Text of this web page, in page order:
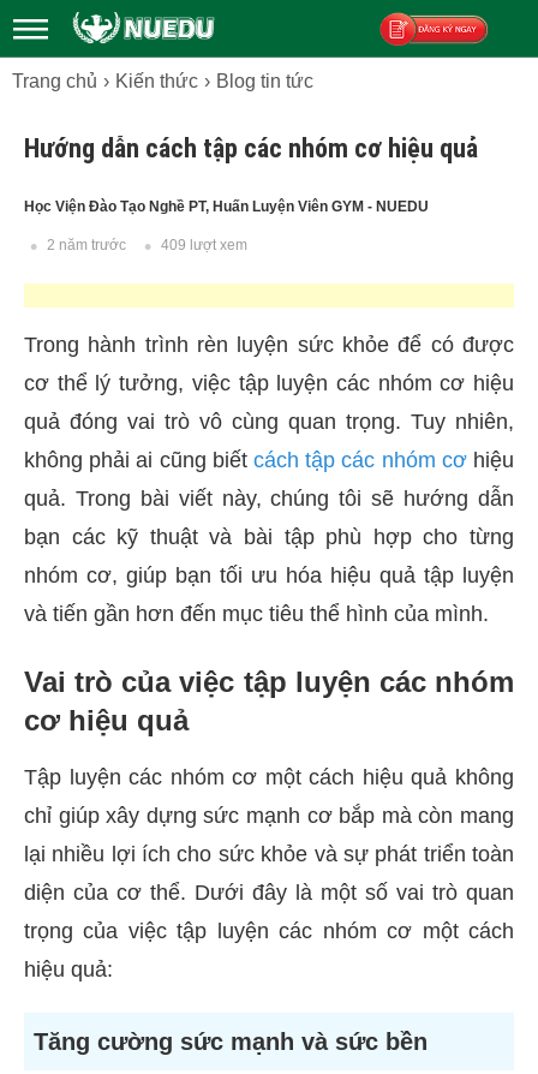
Trang chủ Kiến thức Blog tin tức
Hướng dẫn cách tập các nhóm cơ hiệu quả
Học Viện Đào Tạo Nghề PT, Huấn Luyện Viên GYM - NUEDU
2 năm trước 409 lượt xem
Trong hành trình rèn luyện sức khỏe để có được
cơ thể lý tưởng, việc tập luyện các nhóm cơ hiệu
quả đóng vai trò vô cùng quan trọng. Tuy nhiên,
không phải ai cũng biết cách tập các nhóm cơhiệu
quả. Trong bài viết này, chúng tôi sẽ hướng dẫn
bạn các kỹ thuật và bài tập phù hợp cho từng
nhóm cơ, giúp bạn tối ưu hóa hiệu quả tập luyện
và tiến gần hơn đến mục tiêu thể hình của mình.
Vai trò của việc tập luyện các nhóm
cơ hiệu quả
Tập luyện các nhóm cơ một cách hiệu quả không
chỉ giúp xây dựng sức mạnh cơ bắp mà còn mang
lại nhiều lợi ích cho sức khỏe và sự phát triển toàn
diện của cơ thể. Dưới đây là một số vai trò quan
trọng của việc tập luyện các nhóm cơ một cách
hiệu quả:
Tăng cường sức mạnh và sức bền